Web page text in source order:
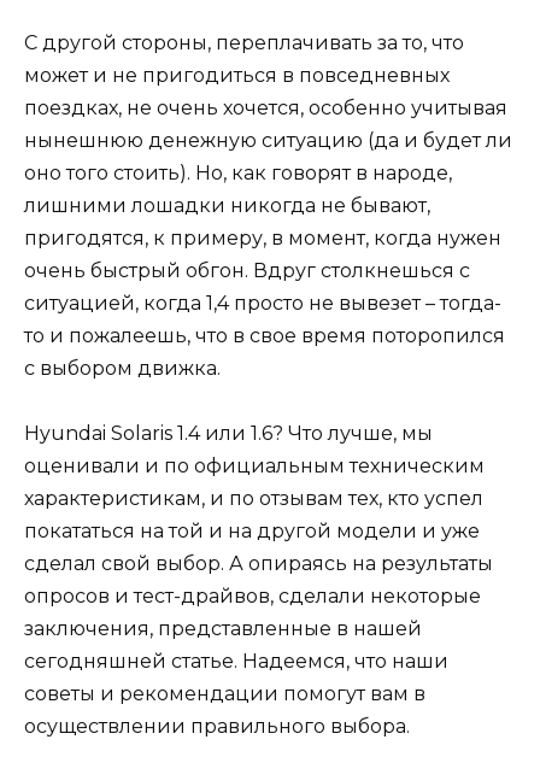
С другой стороны, переплачивать за то, что
может и не пригодиться в повседневных
поездках, не очень хочется, особенно учитывая
нынешнюю денежную ситуацию (да и будет ли
оно того стоить). Но, как говорят в народе,
лишними лошадки никогда не бывают,
пригодятся, к примеру, в момент, когда нужен
очень быстрый обгон. Вдруг столкнешься с
ситуацией, когда 1,4 просто не вывезет – тогда-
то и пожалеешь, что в свое время поторопился
с выбором движка.
Hyundai Solaris 1.4 или 1.6? Что лучше, мы
оценивали и по официальным техническим
характеристикам, и по отзывам тех, кто успел
покататься на той и на другой модели и уже
сделал свой выбор. А опираясь на результаты
опросов и тест-драйвов, сделали некоторые
заключения, представленные в нашей
сегодняшней статье. Надеемся, что наши
советы и рекомендации помогут вам в
осуществлении правильного выбора.